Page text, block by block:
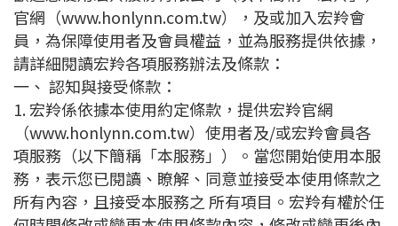
官網（www.honlynn.com.tw），及或加入宏羚會
員，為保障使用者及會員權益，並為服務提供依據，
請詳細閱讀宏羚各項服務辦法及條款：
一、 認知與接受條款：
1. 宏羚係依據本使用約定條款，提供宏羚官網
（www.honlynn.com.tw）使用者及/或宏羚會員各
項服務（以下簡稱「本服務」）。當您開始使用本服
務，表示您已閱讀、瞭解、同意並接受本使用條款之
所有內容，且接受本服務之 所有項目。宏羚有權於任